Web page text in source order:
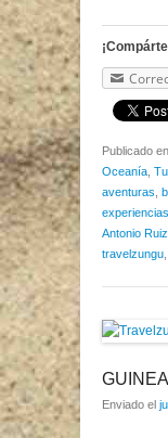
Publicado en
Oceanía
aventuras
experiencias
Antonio Ruiz
travelzungu
Enviado el